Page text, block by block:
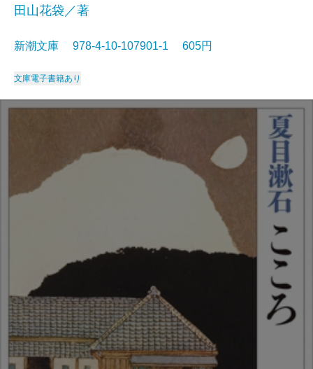
田山花袋／著
新潮文庫 978-4-10-107901-1 605円
文庫電子書籍あり